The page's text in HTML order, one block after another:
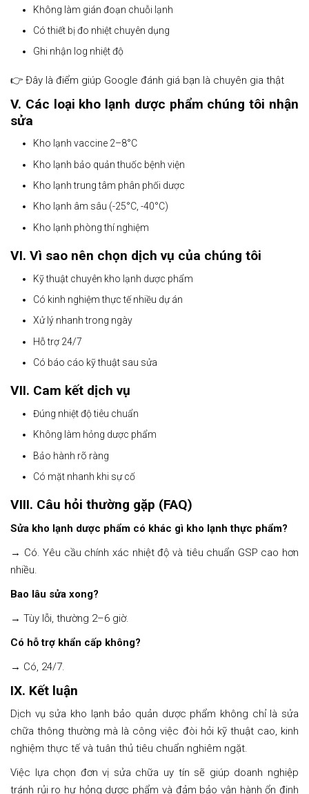
Không làm gián đoạn chuỗi lạnh
Có thiết bị đo nhiệt chuyên dụng
Ghi nhận log nhiệt độ
👉 Đây là điểm giúp Google đánh giá bạn là chuyên gia thật
V. Các loại kho lạnh dược phẩm chúng tôi nhận
sửa
Kho lạnh vaccine 2–8°C
Kho lạnh bảo quản thuốc bệnh viện
Kho lạnh trung tâm phân phối dược
Kho lạnh âm sâu (-25°C, -40°C)
Kho lạnh phòng thí nghiệm
VI. Vì sao nên chọn dịch vụ của chúng tôi
Kỹ thuật chuyên kho lạnh dược phẩm
Có kinh nghiệm thực tế nhiều dự án
Xử lý nhanh trong ngày
Hỗ trợ 24/7
Có báo cáo kỹ thuật sau sửa
VII. Cam kết dịch vụ
Đúng nhiệt độ tiêu chuẩn
Không làm hỏng dược phẩm
Bảo hành rõ ràng
Có mặt nhanh khi sự cố
VIII. Câu hỏi thường gặp (FAQ)
Sửa kho lạnh dược phẩm có khác gì kho lạnh thực phẩm?
→ Có. Yêu cầu chính xác nhiệt độ và tiêu chuẩn GSP cao hơn
nhiều.
Bao lâu sửa xong?
→ Tùy lỗi, thường 2–6 giờ.
Có hỗ trợ khẩn cấp không?
→ Có, 24/7.
IX. Kết luận
Dịch vụ sửa kho lạnh bảo quản dược phẩm không chỉ là sửa
chữa thông thường mà là công việc đòi hỏi kỹ thuật cao, kinh
nghiệm thực tế và tuân thủ tiêu chuẩn nghiêm ngặt.
Việc lựa chọn đơn vị sửa chữa uy tín sẽ giúp doanh nghiệp
tránh rủi ro hư hỏng dược phẩm và đảm bảo vận hành ổn định